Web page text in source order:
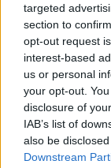
targeted
section to
opt-out request
interest-based
us or personal
your opt-out.
disclosure of
IAB’s list of
also be
Downstream
0 Reply